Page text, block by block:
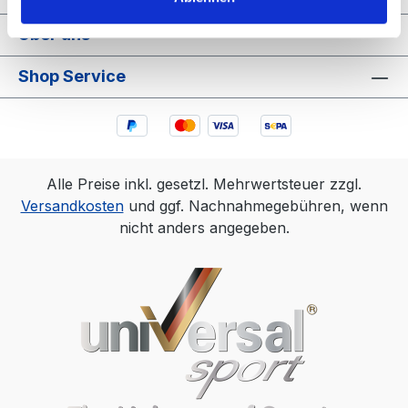
Über uns
Shop Service
Alle Preise inkl. gesetzl. Mehrwertsteuer zzgl.
Versandkostenund ggf. Nachnahmegebühren, wenn
nicht anders angegeben.